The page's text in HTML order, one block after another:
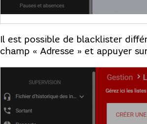
Il est possible de blacklister
champ « Adresse » et appuyer